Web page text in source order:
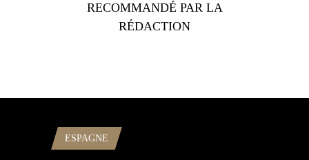
RECOMMANDÉ PAR LA
RÉDACTION
ESPAGNE